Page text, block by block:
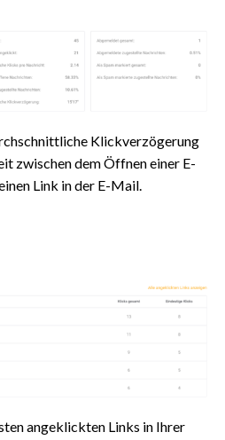
Klickverzögerung
zwischen dem Öffnen einer E-
Link in der E-Mail.
angeklickten Links in Ihrer